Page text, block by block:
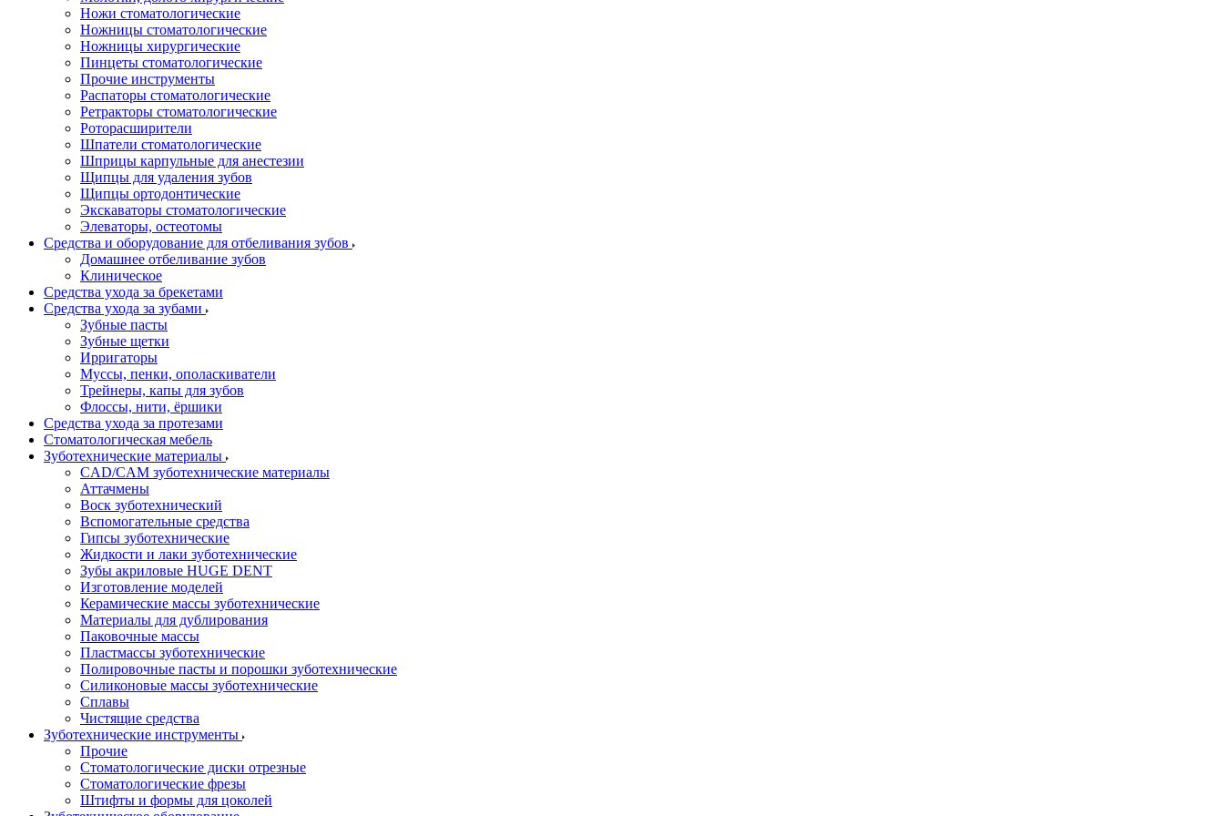
Ножи стоматологические
Ножницы стоматологические
Ножницы хирургические
Пинцеты стоматологические
Прочие инструменты
Распаторы стоматологические
Ретракторы стоматологические
Роторасширители
Шпатели стоматологические
Шприцы карпульные для анестезии
Щипцы для удаления зубов
Щипцы ортодонтические
Экскаваторы стоматологические
Элеваторы, остеотомы
Средства и оборудование для отбеливания зубов
Домашнее отбеливание зубов
Клиническое
Средства ухода за брекетами
Средства ухода за зубами
Зубные пасты
Зубные щетки
Ирригаторы
Муссы, пенки, ополаскиватели
Трейнеры, капы для зубов
Флоссы, нити, ёршики
Средства ухода за протезами
Стоматологическая мебель
Зуботехнические материалы
CAD/CAM зуботехнические материалы
Аттачмены
Воск зуботехнический
Вспомогательные средства
Гипсы зуботехнические
Жидкости и лаки зуботехнические
Зубы акриловые HUGE DENT
Изготовление моделей
Керамические массы зуботехнические
Материалы для дублирования
Паковочные массы
Пластмассы зуботехнические
Полировочные пасты и порошки зуботехнические
Силиконовые массы зуботехнические
Сплавы
Чистящие средства
Зуботехнические инструменты
Прочие
Стоматологические диски отрезные
Стоматологические фрезы
Штифты и формы для цоколей